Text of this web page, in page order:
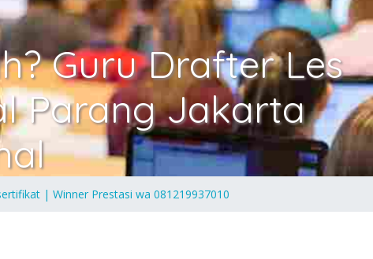
Guru Drafter Les
Parang Jakarta
| Winner Prestasi wa 081219937010